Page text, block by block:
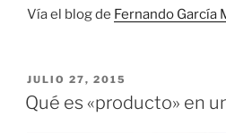
Vía el blog de Fernando García
PUBLICADO
EL
JULIO 27, 2015
Qué es «producto» en